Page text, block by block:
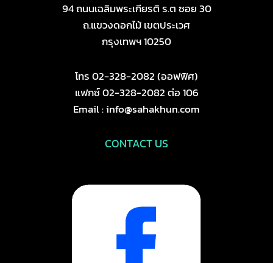
94 ถนนเฉลิมพระเกียรติ ร.ต ซอย 30
ถ.แขวงดอกไม้ เขตประเวศ
กรุงเทพฯ 10250
โทร 02-328-2082 (ออฟฟิศ)
แฟกซ์ 02-328-2082 ต่อ 106
Email : info@sahakhun.com
CONTACT US